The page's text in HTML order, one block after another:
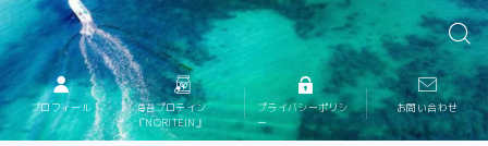
プロフィール
海苔プロテイン
『NORITEIN』
プライバシーポリシ
ー
お問い合わせ